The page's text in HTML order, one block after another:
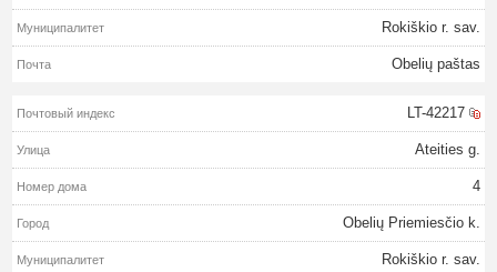
Rokiškio r. sav.
Obelių paštas
LT-42217
Ateities g.
4
Obelių Priemiesčio k.
Rokiškio r. sav.